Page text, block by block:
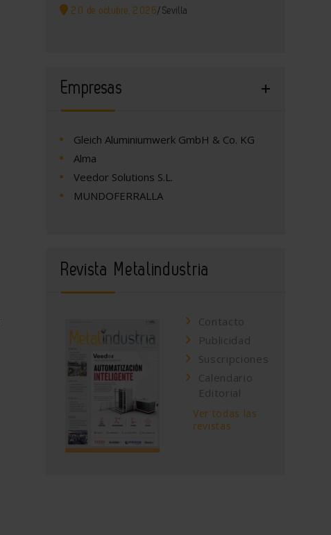
20 de octubre, 2026/ Sevilla
Empresas
Gleich Aluminiumwerk GmbH & Co. KG
Alma
Veedor Solutions S.L.
MUNDOFERRALLA
Revista Metalindustria
Contacto
Publicidad
Suscripciones
Calendario
Editorial
Ver todas las
revistas